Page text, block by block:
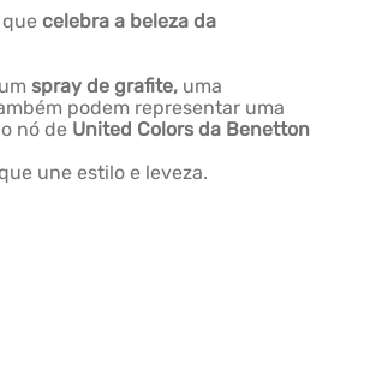
quecelebra a beleza da
spray de grafite, uma
podem representar uma
nó de United Colors da Benetton
une estilo e leveza.